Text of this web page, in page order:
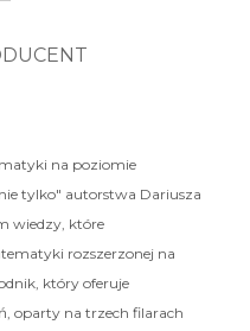
na poziomie
tylko" autorstwa Dariusza
wiedzy, które
rozszerzonej na
który oferuje
oparty na trzech filarach